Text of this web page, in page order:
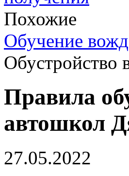
Похожие
Обучение
Обустройство
Правила
автошкол
27.05.2022